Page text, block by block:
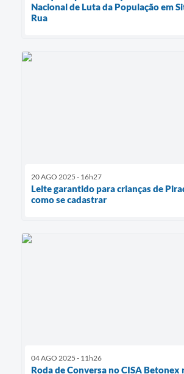
Nacional de Luta da População em
Rua
20 AGO 2025 - 16h27
Leite garantido para crianças de
como se cadastrar
04 AGO 2025 - 11h26
Roda de Conversa no CISA Betonex